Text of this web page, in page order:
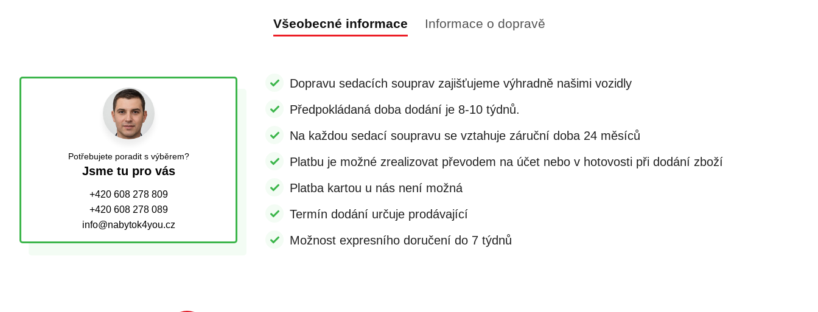
Všeobecné informace Informace o dopravě
Potřebujete poradit s výběrem?
Jsme tu pro vás
+420 608 278 809
+420 608 278 089
info@nabytok4you.cz
Dopravu sedacích souprav zajišťujeme výhradně našimi vozidly
Předpokládaná doba dodání je 8-10 týdnů.
Na každou sedací soupravu se vztahuje záruční doba 24 měsíců
Platbu je možné zrealizovat převodem na účet nebo v hotovosti při dodání zboží
Platba kartou u nás není možná
Termín dodání určuje prodávající
Možnost expresního doručení do 7 týdnů